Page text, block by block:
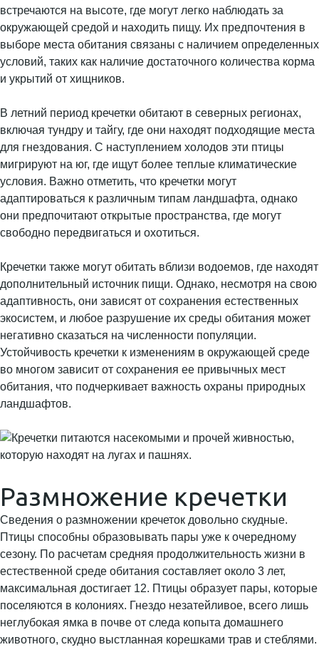
встречаются на высоте, где могут легко наблюдать за
окружающей средой и находить пищу. Их предпочтения в
выборе места обитания связаны с наличием определенных
условий, таких как наличие достаточного количества корма
и укрытий от хищников.
В летний период кречетки обитают в северных регионах,
включая тундру и тайгу, где они находят подходящие места
для гнездования. С наступлением холодов эти птицы
мигрируют на юг, где ищут более теплые климатические
условия. Важно отметить, что кречетки могут
адаптироваться к различным типам ландшафта, однако
они предпочитают открытые пространства, где могут
свободно передвигаться и охотиться.
Кречетки также могут обитать вблизи водоемов, где находят
дополнительный источник пищи. Однако, несмотря на свою
адаптивность, они зависят от сохранения естественных
экосистем, и любое разрушение их среды обитания может
негативно сказаться на численности популяции.
Устойчивость кречетки к изменениям в окружающей среде
во многом зависит от сохранения ее привычных мест
обитания, что подчеркивает важность охраны природных
ландшафтов.
Размножение кречетки
Сведения о размножении кречеток довольно скудные.
Птицы способны образовывать пары уже к очередному
сезону. По расчетам средняя продолжительность жизни в
естественной среде обитания составляет около 3 лет,
максимальная достигает 12. Птицы образует пары, которые
поселяются в колониях. Гнездо незатейливое, всего лишь
неглубокая ямка в почве от следа копыта домашнего
животного, скудно выстланная корешками трав и стеблями.